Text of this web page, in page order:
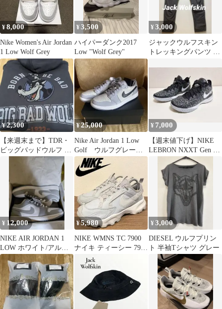
¥8,000
Nike Women's Air Jordan
1 Low Wolf Grey
¥3,500
ハイパーダンク2017
Low "Wolf Grey"
¥3,000
ジャックウルフスキン
トレッキングパンツ グ
¥2,300
【来週末まで】TDR・
ビッグバッドウルフ パ
ーカー （グレー）Lサ
¥25,000
Nike Air Jordan 1 Low
Golf ウルフグレー
27.5
¥ 7,000
【週末値下げ】NIKE
LEBRON NXXT Gen EP
ウルフグレー
¥ 12,000
NIKE AIR JORDAN 1
LOW ホワイト/アルミ
ニウム/ウルフグレー
¥5,980
NIKE WMNS TC 7900
ナイキ ティーシー 7900
ウルフグレー
¥3,000
DIESEL ウルフプリン
ト 半袖Tシャツ グレー